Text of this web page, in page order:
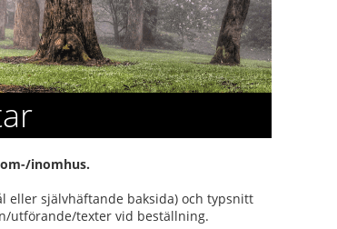
inomhus.
eller självhäftande baksida) och typsnitt
utförande/texter vid beställning.